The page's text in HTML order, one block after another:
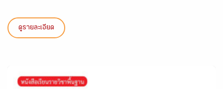
ดูรายละเอียด